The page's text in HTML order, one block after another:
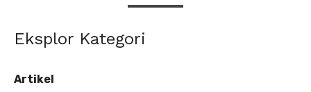
Eksplor Kategori
Artikel